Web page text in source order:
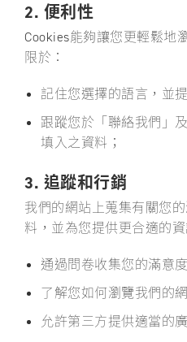
2. 便利性
Cookies能夠讓您更輕鬆地
限於：
記住您選擇的語言，並
跟蹤您於「聯絡我們」
填入之資料；
3. 追蹤和行銷
我們的網站上蒐集有關您
料，並為您提供更合適的
通過問卷收集您的滿意
了解您如何瀏覽我們的
允許第三方提供適當的